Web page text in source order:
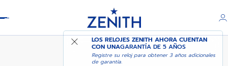
LOS RELOJES ZENITH AHORA CUENTAN
CON UNAGARANTÍA DE 5 AÑOS
Registre su reloj para obtener 3 años adicionales
de garantía.